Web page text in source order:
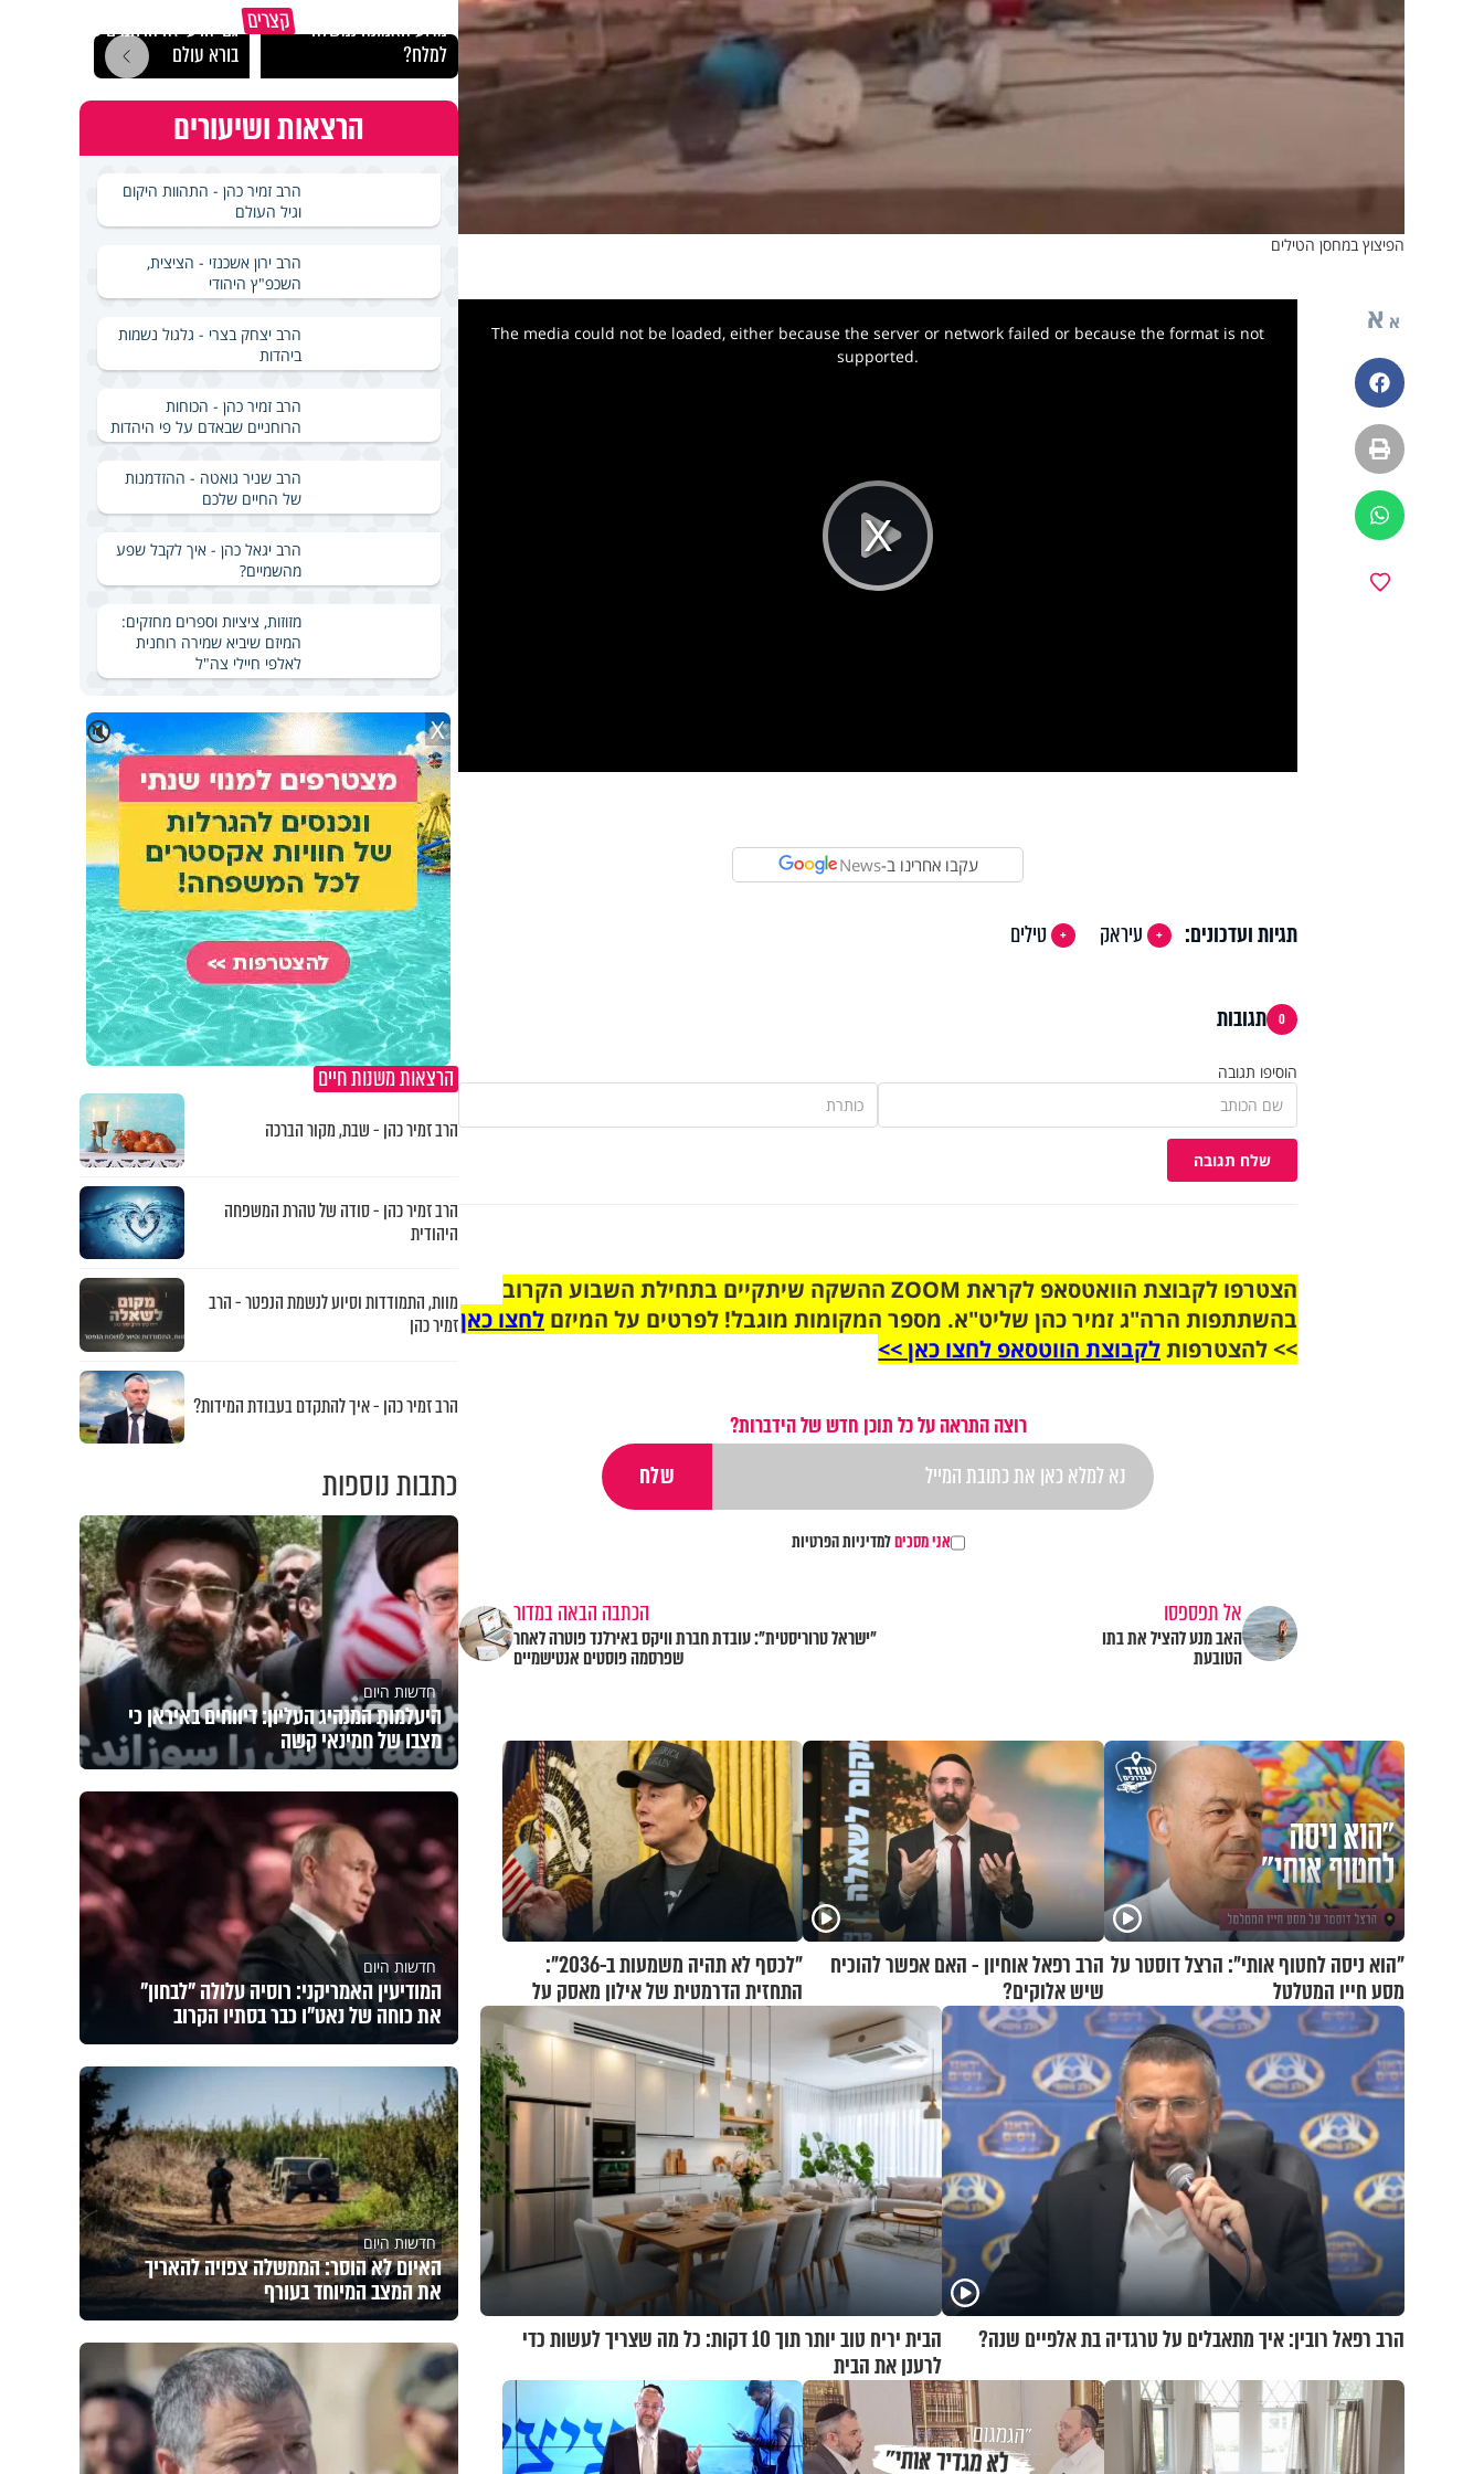
הפיצוץ במחסן הטילים
א א
פייסבוק
הדפסה
ווטסאפ
Play
The media could not be loaded, either because the server or network failed or because the format is not
supported.
עקבו אחרינו ב-News
תגיות ועדכונים: עיראק טילים
0 תגובות
הוסיפו תגובה
שלח תגובה
הצטרפו לקבוצת הוואטסאפ לקראת ZOOM ההשקה שיתקיים בתחילת השבוע הקרוב
בהשתתפות הרה"ג זמיר כהן שליט"א. מספר המקומות מוגבל! לפרטים על המיזם לחצו כאן
>> להצטרפותלקבוצת הווטסאפ לחצו כאן >>
רוצה התראה על כל תוכן חדש של הידברות?
אני מסכיםלמדיניות הפרטיות
אל תפספסו
האב מנע להציל את בתו
הטובעת
הכתבה הבאה במדור
"ישראל טרוריסטית": עובדת חברת וויקס באירלנד פוטרה לאחר
שפרסמה פוסטים אנטישמיים
"הוא ניסה לחטוף אותי": הרצל דוסטר על
מסע חייו המטלטל
הרב רפאל אוחיון - האם אפשר להוכיח
שיש אלוקים?
"לכסף לא תהיה משמעות ב-2036":
התחזית הדרמטית של אילון מאסק על
הרב רפאל רובין: איך מתאבלים על טרגדיה בת אלפיים שנה?
הבית יריח טוב יותר תוך 10 דקות: כל מה שצריך לעשות כדי
לרענן את הבית
קצרים
מדוע האמונה נמשלה
למלח?
גם ׳הרע׳ זה הרחמים של
בורא עולם
הרצאות ושיעורים
הרב זמיר כהן - התהוות היקום
וגיל העולם
הרב ירון אשכנזי - הציצית,
השכפ"ץ היהודי
הרב יצחק בצרי - גלגול נשמות
ביהדות
הרב זמיר כהן - הכוחות
הרוחניים שבאדם על פי היהדות
הרב שניר גואטה - ההזדמנות
של החיים שלכם
הרב יגאל כהן - איך לקבל שפע
מהשמיים?
מזוזות, ציציות וספרים מחזקים:
המיזם שיביא שמירה רוחנית
לאלפי חיילי צה"ל
🔇 X
הרצאות משנות חיים
הרב זמיר כהן - שבת, מקור הברכה
הרב זמיר כהן - סודה של טהרת המשפחה
היהודית
מוות, התמודדות וסיוע לנשמת הנפטר - הרב
זמיר כהן
הרב זמיר כהן - איך להתקדם בעבודת המידות?
כתבות נוספות
חדשות היום
היעלמות המנהיג העליון: דיווחים באיראן כי
מצבו של חמינאי קשה
חדשות היום
המודיעין האמריקני: רוסיה עלולה "לבחון"
את כוחה של נאט"ו כבר בסתיו הקרוב
חדשות היום
האיום לא הוסר: הממשלה צפויה להאריך
את המצב המיוחד בעורף